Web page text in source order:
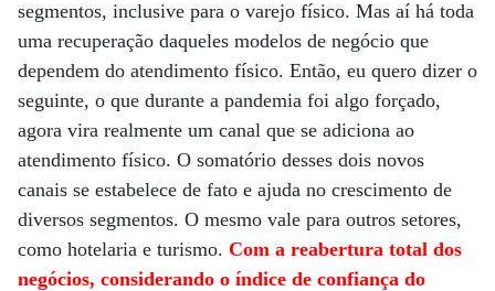
segmentos, inclusive para o varejo físico. Mas aí há toda
uma recuperação daqueles modelos de negócio que
dependem do atendimento físico. Então, eu quero dizer o
seguinte, o que durante a pandemia foi algo forçado,
agora vira realmente um canal que se adiciona ao
atendimento físico. O somatório desses dois novos
canais se estabelece de fato e ajuda no crescimento de
diversos segmentos. O mesmo vale para outros setores,
como hotelaria e turismo. Com a reabertura total dos
negócios, considerando o índice de confiança do